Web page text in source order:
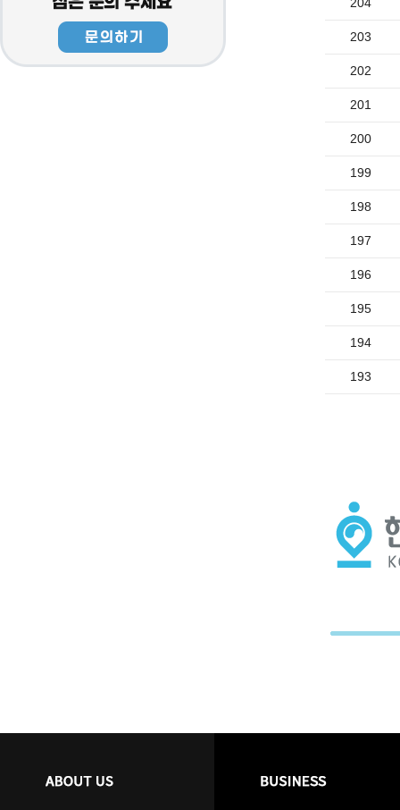
203
202
201
200
199
198
197
196
195
194
193